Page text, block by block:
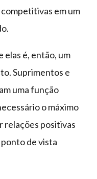
em um
é, então, um
Suprimentos e
uma função
o máximo
relações positivas
de vista